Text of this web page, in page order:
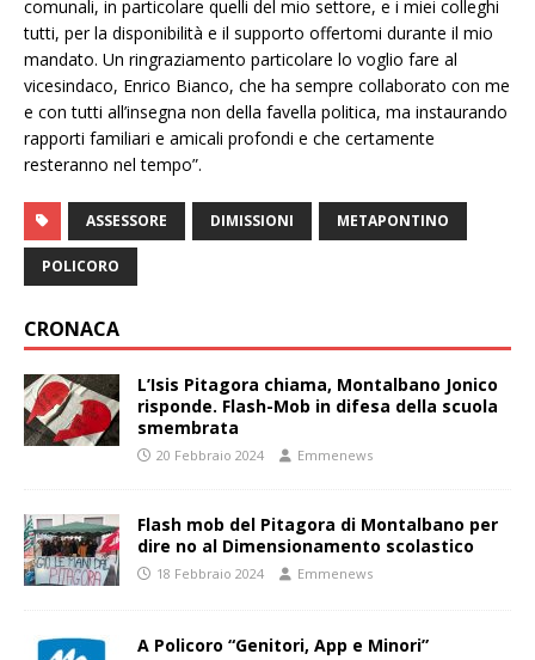
comunali, in particolare quelli del mio settore, e i miei colleghi
tutti, per la disponibilità e il supporto offertomi durante il mio
mandato. Un ringraziamento particolare lo voglio fare al
vicesindaco, Enrico Bianco, che ha sempre collaborato con me
e con tutti all’insegna non della favella politica, ma instaurando
rapporti familiari e amicali profondi e che certamente
resteranno nel tempo”.
ASSESSORE DIMISSIONI METAPONTINO
POLICORO
CRONACA
L’Isis Pitagora chiama, Montalbano Jonico
risponde. Flash-Mob in difesa della scuola
smembrata
20 Febbraio 2024 Emmenews
Flash mob del Pitagora di Montalbano per
dire no al Dimensionamento scolastico
18 Febbraio 2024 Emmenews
A Policoro “Genitori, App e Minori”